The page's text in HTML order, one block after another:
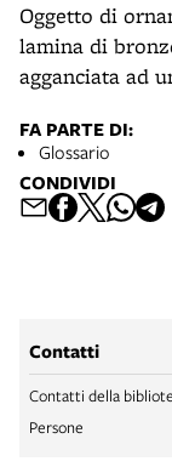
Oggetto di
lamina di
agganciata ad
FA PARTE DI:
Glossario
CONDIVIDI
Contatti
Contatti della
Persone